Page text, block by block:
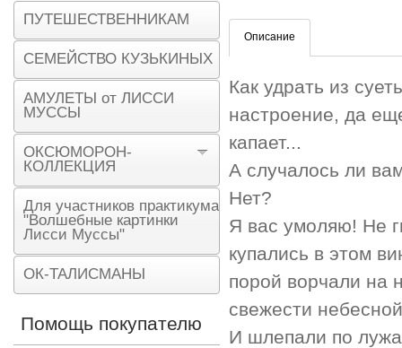
Описание
Как удрать из
настроение, да
капает...
А случалось ли
Нет?
Я вас умоляю! Не
купались в этом
порой ворчали на
свежести
И шлепали по
ПУТЕШЕСТВЕННИКАМ
СЕМЕЙСТВО КУЗЬКИНЫХ
АМУЛЕТЫ от ЛИССИ
МУССЫ
ОКСЮМОРОН-
КОЛЛЕКЦИЯ
Для участников практикума
"Волшебные картинки
Лисси Муссы"
ОК-ТАЛИСМАНЫ
Помощь покупателю